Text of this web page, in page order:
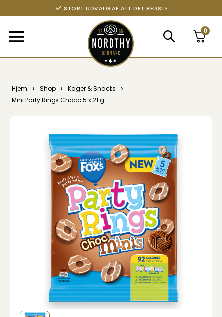
STORT UDVALG AF ALT DET BEDSTE
0
Hjem › Shop › Kager & Snacks ›
Mini Party Rings Choco 5 x 21 g